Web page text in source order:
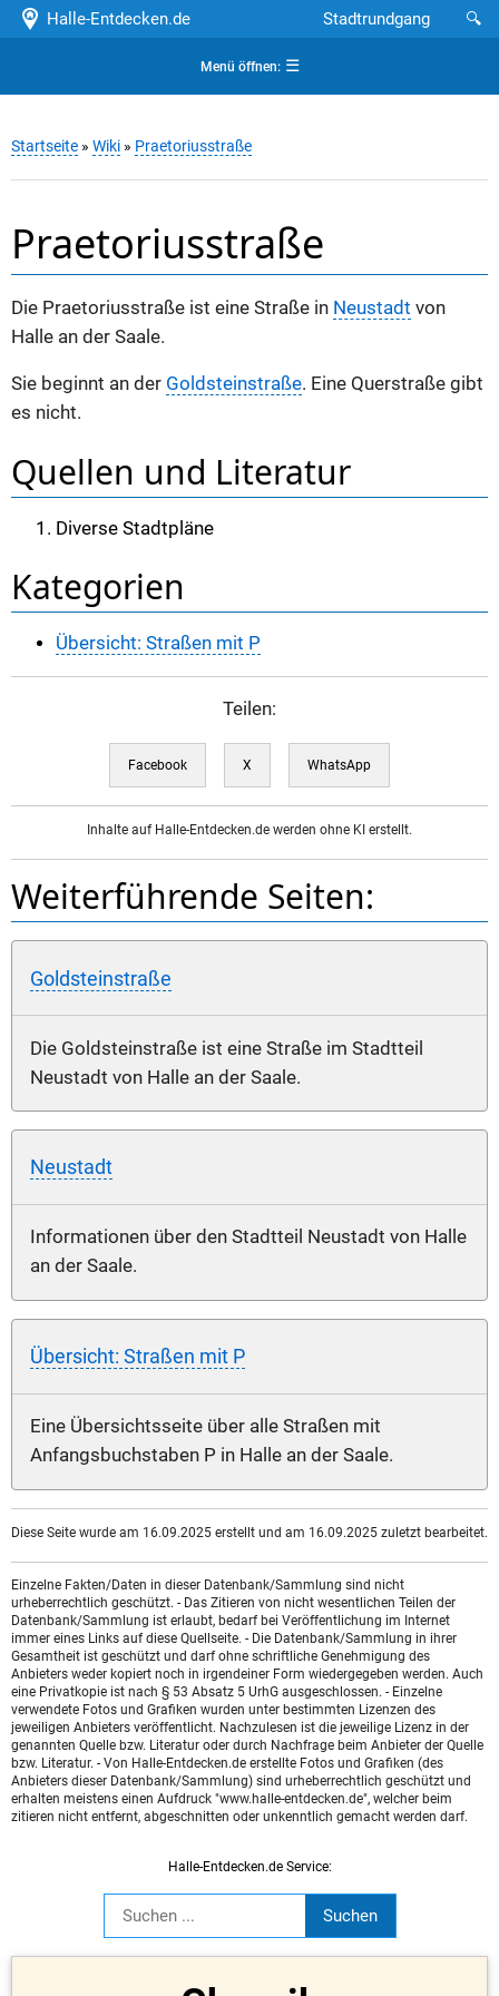
Halle-Entdecken.de 🔍
Stadtrundgang
Menü öffnen:☰
Startseite » Wiki » Praetoriusstraße
Praetoriusstraße
Die Praetoriusstraße ist eine Straße in Neustadt von
Halle an der Saale.
Sie beginnt an der Goldsteinstraße. Eine Querstraße gibt
es nicht.
Quellen und Literatur
Diverse Stadtpläne
Kategorien
Übersicht: Straßen mit P
Teilen:
Facebook X WhatsApp
Inhalte auf Halle-Entdecken.de werden ohne KI erstellt.
Weiterführende Seiten:
Goldsteinstraße
Die Goldsteinstraße ist eine Straße im Stadtteil
Neustadt von Halle an der Saale.
Neustadt
Informationen über den Stadtteil Neustadt von Halle
an der Saale.
Übersicht: Straßen mit P
Eine Übersichtsseite über alle Straßen mit
Anfangsbuchstaben P in Halle an der Saale.
Diese Seite wurde am 16.09.2025 erstellt und am 16.09.2025 zuletzt bearbeitet.
Einzelne Fakten/Daten in dieser Datenbank/Sammlung sind nicht
urheberrechtlich geschützt. - Das Zitieren von nicht wesentlichen Teilen der
Datenbank/Sammlung ist erlaubt, bedarf bei Veröffentlichung im Internet
immer eines Links auf diese Quellseite. - Die Datenbank/Sammlung in ihrer
Gesamtheit ist geschützt und darf ohne schriftliche Genehmigung des
Anbieters weder kopiert noch in irgendeiner Form wiedergegeben werden. Auch
eine Privatkopie ist nach § 53 Absatz 5 UrhG ausgeschlossen. - Einzelne
verwendete Fotos und Grafiken wurden unter bestimmten Lizenzen des
jeweiligen Anbieters veröffentlicht. Nachzulesen ist die jeweilige Lizenz in der
genannten Quelle bzw. Literatur oder durch Nachfrage beim Anbieter der Quelle
bzw. Literatur. - Von Halle-Entdecken.de erstellte Fotos und Grafiken (des
Anbieters dieser Datenbank/Sammlung) sind urheberrechtlich geschützt und
erhalten meistens einen Aufdruck "www.halle-entdecken.de", welcher beim
zitieren nicht entfernt, abgeschnitten oder unkenntlich gemacht werden darf.
Halle-Entdecken.de Service: